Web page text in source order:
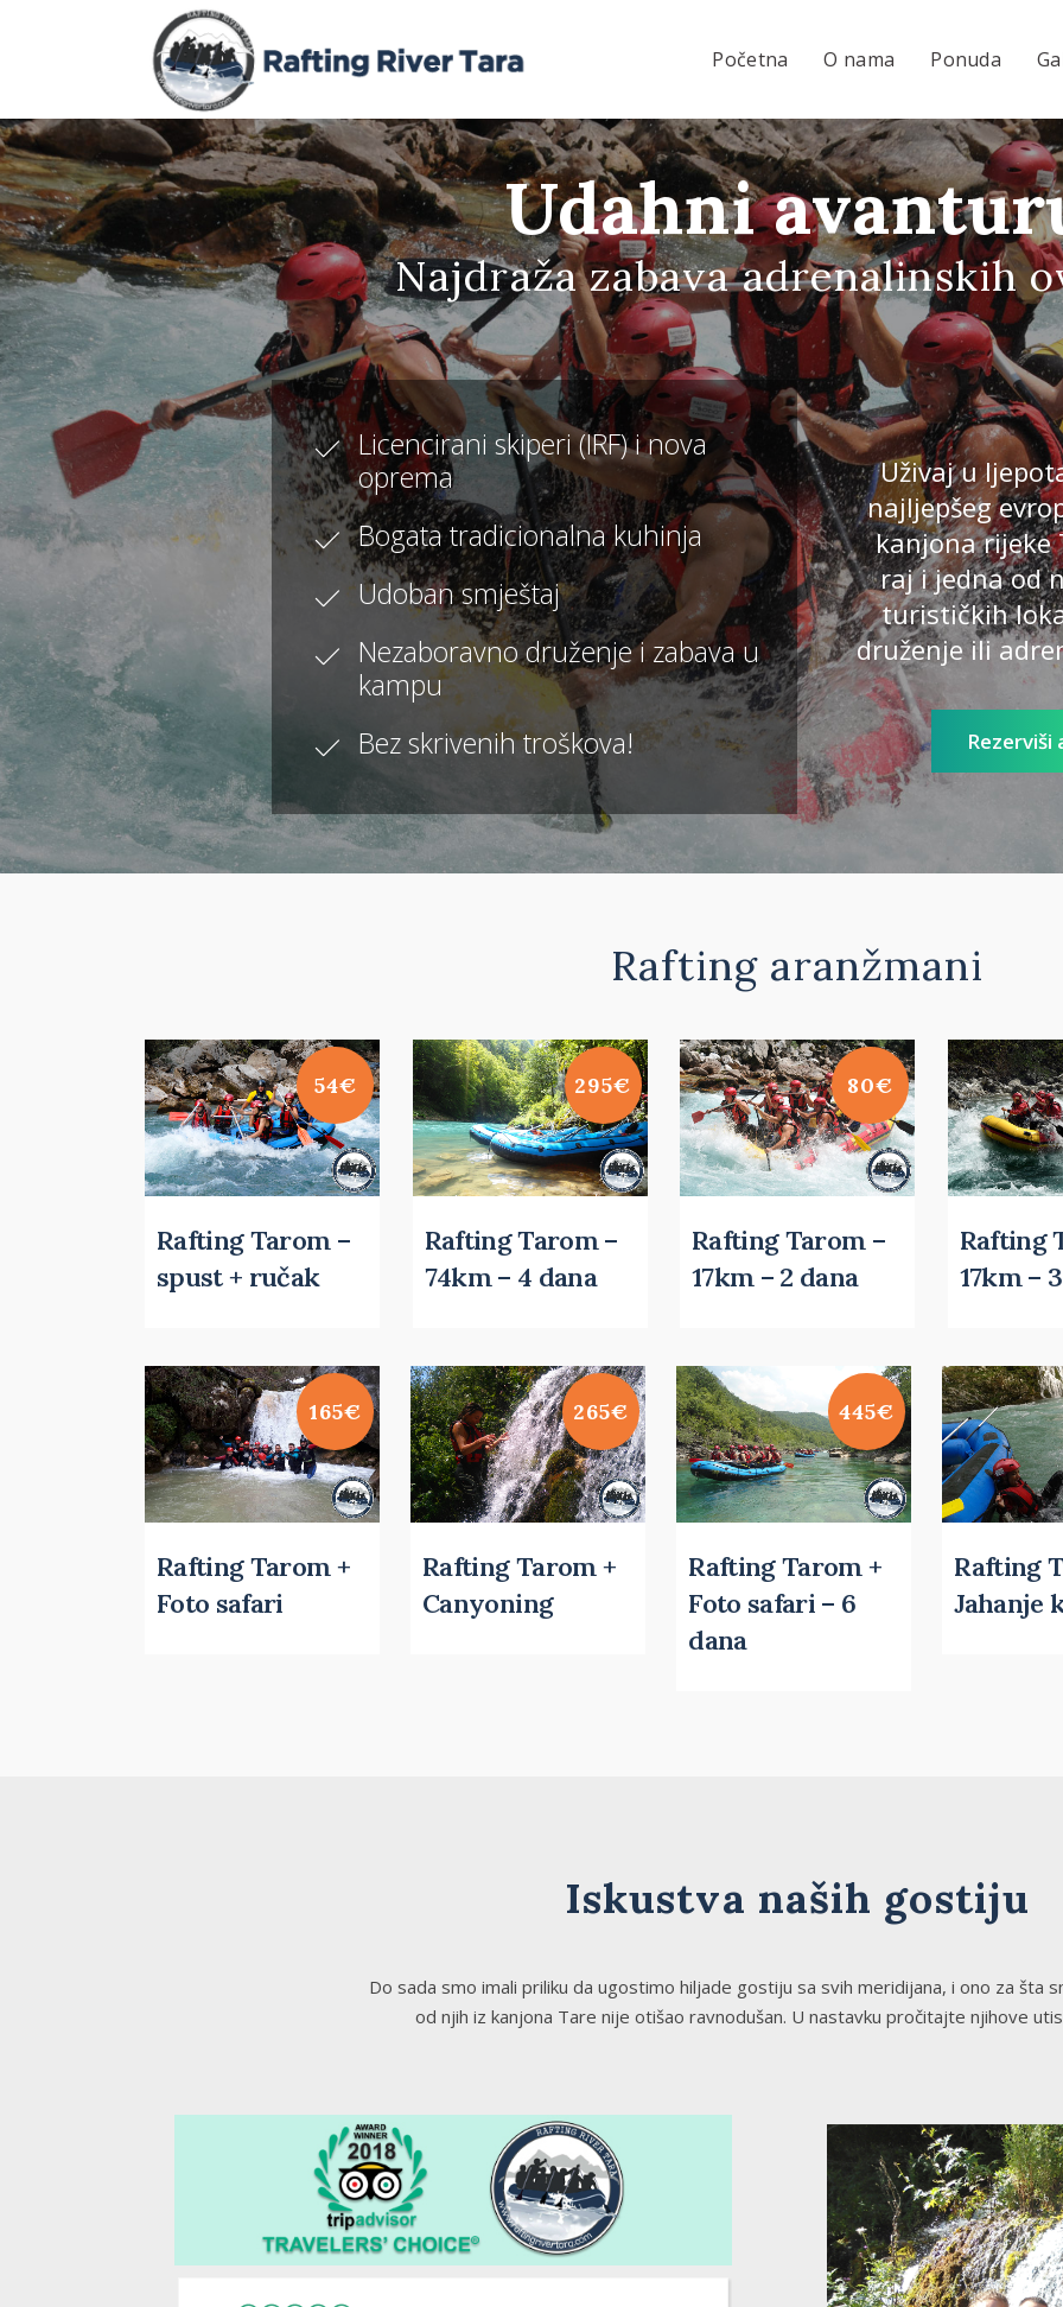
Početna O nama Ponuda
Udahni
Najdraža zabava adrenalinskih
Licencirani skiperi (IRF) i nova
oprema
Bogata tradicionalna kuhinja
Udoban smještaj
Nezaboravno druženje i zabava u
kampu
Bez skrivenih troškova!
Uživaj u
najljepšeg
kanjona rijeke
raj i jedna od
turističkih
druženje ili
Rezerviši
Rafting aranžmani
54€
Rafting Tarom –
spust + ručak
295€
Rafting Tarom –
74km – 4 dana
80€
Rafting Tarom –
17km – 2 dana
Rafting
17km –
165€
Rafting Tarom +
Foto safari
265€
Rafting Tarom +
Canyoning
445€
Rafting Tarom +
Foto safari – 6
dana
Rafting
Jahanje
Iskustva naših gostiju
Do sada smo imali priliku da ugostimo hiljade gostiju sa svih meridijana, i ono za šta
od njih iz kanjona Tare nije otišao ravnodušan. U nastavku pročitajte njihove